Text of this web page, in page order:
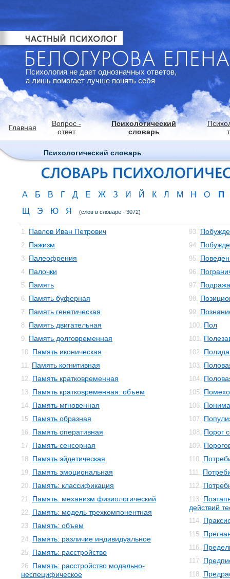
Психология не дает однозначных ответов,
а лишь помогает лучше понять себя
Главная
Вопрос -
ответ
Психологический
словарь
Психологический словарь
А Б В Г Д Е Ж З И Й К Л М Н О П
Щ Э Ю Я (слов в словаре - 3072)
1. Павлов Иван Петрович
2. Пажизм
3. Палеофрения
4. Палочки
5. Память
6. Память буферная
7. Память генетическая
8. Память двигательная
9. Память долговременная
10. Память иконическая
11. Память когнитивная
12. Память кратковременная
13. Память кратковременная: объем
14. Память мгновенная
15. Память образная
16. Память оперативная
17. Память сенсорная
18. Память эйдетическая
19. Память эмоциональная
20. Память: классификация
21. Память: механизм физиологический
22. Память: модель трехкомпонентная
23. Память: объем
24. Память: различие индивидуальное
25. Память: расстройство
26. Память: расстройство модально-
неспецифическое
93.
94.
95.
96.
97.
98.
99.
100. Пол
101.
102.
103.
104.
105.
106.
107.
108. Порог
109.
110.
111.
112.
113.
действий
114.
115.
116.
117.
118.